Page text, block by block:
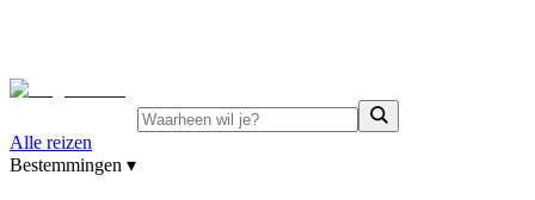
Alle reizen
Bestemmingen ▾